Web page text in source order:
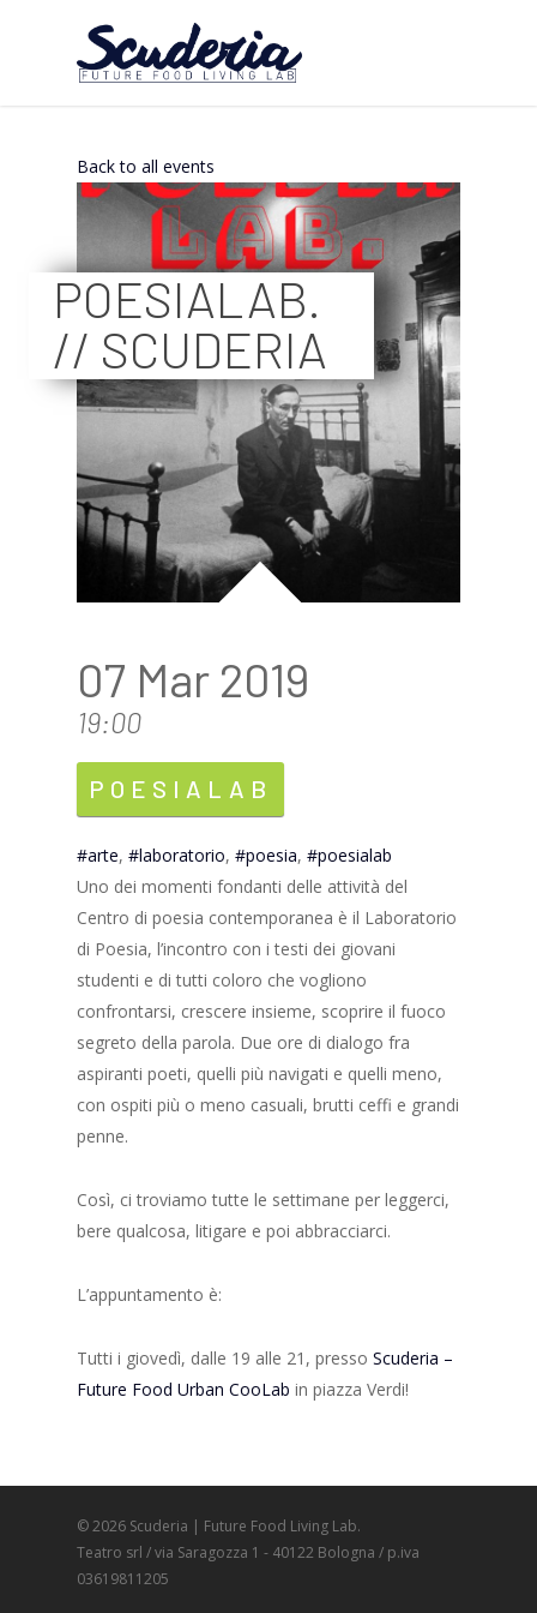
Back to all events
POESIALAB.
// SCUDERIA
07 Mar 2019
19:00
POESIALAB
arte, laboratorio, poesia,
poesialab
Uno dei momenti fondanti delle attività del
Centro di poesia contemporanea è il Laboratorio
di Poesia, l’incontro con i testi dei giovani
studenti e di tutti coloro che vogliono
confrontarsi, crescere insieme, scoprire il fuoco
segreto della parola. Due ore di dialogo fra
aspiranti poeti, quelli più navigati e quelli meno,
con ospiti più o meno casuali, brutti ceffi e grandi
penne.
Così, ci troviamo tutte le settimane per leggerci,
bere qualcosa, litigare e poi abbracciarci.
L’appuntamento è:
Tutti i giovedì, dalle 19 alle 21, presso Scuderia –
Future Food Urban CooLab in piazza Verdi!
© 2026 Scuderia | Future Food Living Lab.
Teatro srl / via Saragozza 1 - 40122 Bologna / p.iva
03619811205